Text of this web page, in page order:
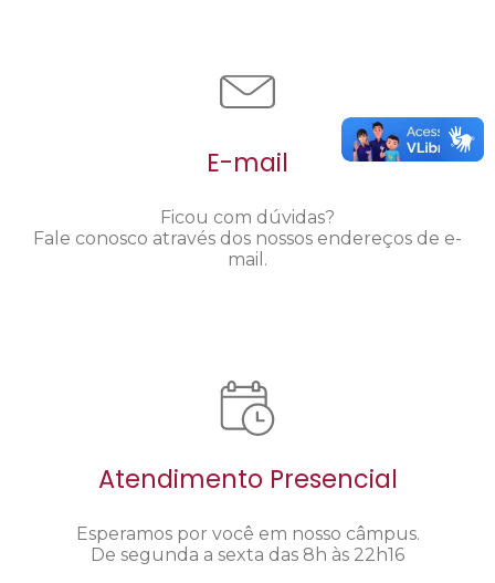
E-mail
Ficou com dúvidas?
Fale conosco através dos nossos endereços de e-
mail.
Atendimento Presencial
Esperamos por você em nosso câmpus.
De segunda a sexta das 8h às 22h16